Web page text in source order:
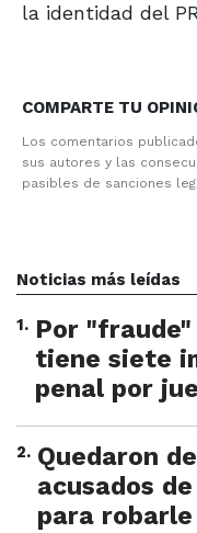
la identidad del
COMPARTE TU
Los comentarios
sus autores y las
pasibles de sanciones
Noticias más leídas
1. Por
tiene siete
penal por
2. Quedaron
acusados
para robarle